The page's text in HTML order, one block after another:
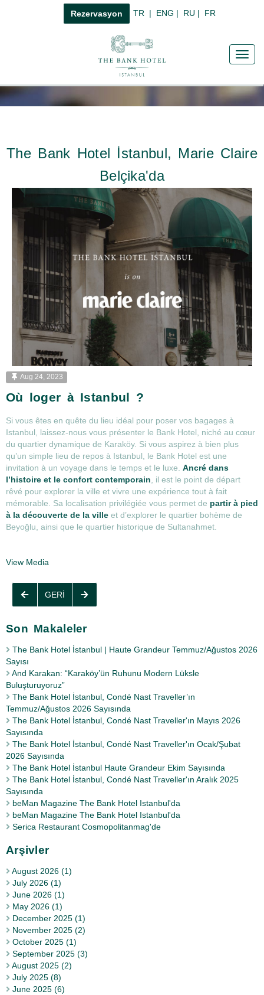
Rezervasyon TR | ENG | RU | FR
The Bank Hotel İstanbul, Marie Claire
Belçika'da
Aug 24, 2023
Où loger à Istanbul ?
Si vous êtes en quête du lieu idéal pour poser vos bagages à
Istanbul, laissez-nous vous présenter le Bank Hotel, niché au cœur
du quartier dynamique de Karaköy. Si vous aspirez à bien plus
qu’un simple lieu de repos à Istanbul, le Bank Hotel est une
invitation à un voyage dans le temps et le luxe. Ancré dans
l’histoire et le confort contemporain, il est le point de départ
rêvé pour explorer la ville et vivre une expérience tout à fait
mémorable. Sa localisation privilégiée vous permet de partir à pied
à la découverte de la ville et d’explorer le quartier bohème de
Beyoğlu, ainsi que le quartier historique de Sultanahmet.
View Media
GERI
Son Makaleler
The Bank Hotel İstanbul | Haute Grandeur Temmuz/Ağustos 2026
Sayısı
And Karakan: “Karaköy’ün Ruhunu Modern Lüksle
Buluşturuyoruz”
The Bank Hotel İstanbul, Condé Nast Traveller’ın
Temmuz/Ağustos 2026 Sayısında
The Bank Hotel İstanbul, Condé Nast Traveller'ın Mayıs 2026
Sayısında
The Bank Hotel İstanbul, Condé Nast Traveller'ın Ocak/Şubat
2026 Sayısında
The Bank Hotel İstanbul Haute Grandeur Ekim Sayısında
The Bank Hotel İstanbul, Condé Nast Traveller'ın Aralık 2025
Sayısında
beMan Magazine The Bank Hotel Istanbul'da
beMan Magazine The Bank Hotel Istanbul'da
Serica Restaurant Cosmopolitanmag'de
Arşivler
August 2026 (1)
July 2026 (1)
June 2026 (1)
May 2026 (1)
December 2025 (1)
November 2025 (2)
October 2025 (1)
September 2025 (3)
August 2025 (2)
July 2025 (8)
June 2025 (6)